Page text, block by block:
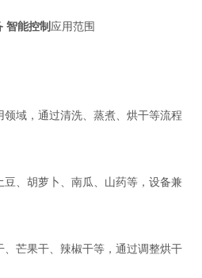
智能控制 应用范围
域，通过清洗、蒸煮、烘干等流程
、胡萝卜、南瓜、山药等，设备兼
芒果干、辣椒干等，通过调整烘干